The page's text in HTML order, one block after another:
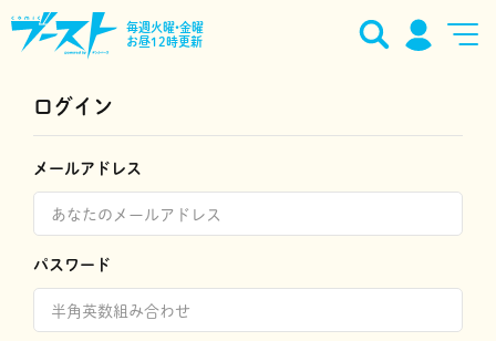
毎週火曜•金曜
お昼12時更新
ログイン
メールアドレス
パスワード